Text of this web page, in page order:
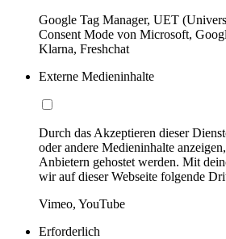
Google Tag Manager, UET
Consent Mode von Microsoft,
Klarna, Freshchat
Externe Medieninhalte
Durch das Akzeptieren dieser
oder andere Medieninhalte
Anbietern gehostet werden. Mit
wir auf dieser Webseite folgende
Vimeo, YouTube
Erforderlich